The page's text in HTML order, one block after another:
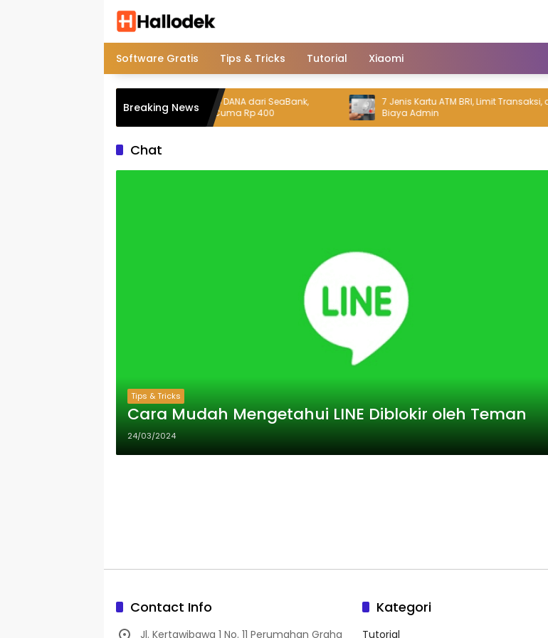
Software Gratis
Tips & Tricks Tutorial Xiaomi
Breaking News
Ini Cara Top Up DANA dari SeaBank,
Biaya Admin Cuma Rp 400
7 Jenis Kartu ATM BRI, Limit Transaksi, dan
Biaya Admin
Chat
Tips & Tricks
Cara Mudah Mengetahui LINE Diblokir oleh Teman
24/03/2024
Contact Info
Jl. Kertawibawa 1 No. 11 Perumahan Graha
Kategori
Tutorial